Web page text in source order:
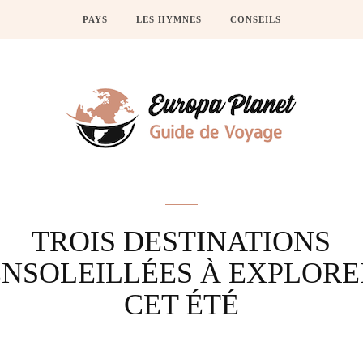
PAYS LES HYMNES CONSEILS
TROIS DESTINATIONS
À
CET ÉTÉ